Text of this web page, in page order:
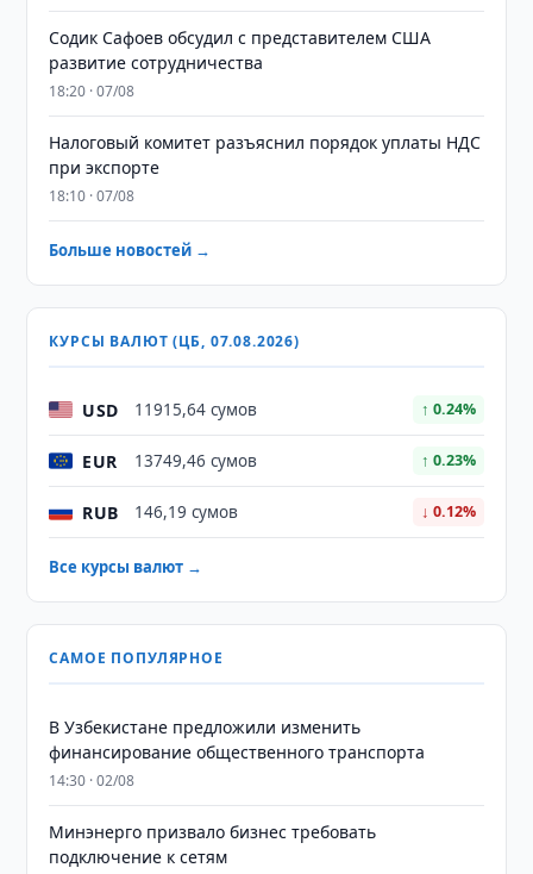
Содик Сафоев обсудил с представителем США
развитие сотрудничества
18:20 · 07/08
Налоговый комитет разъяснил порядок уплаты НДС
при экспорте
18:10 · 07/08
Больше новостей →
КУРСЫ ВАЛЮТ (ЦБ, 07.08.2026)
USD 11915,64 сумов ↑ 0.24%
EUR 13749,46 сумов ↑ 0.23%
RUB 146,19 сумов ↓ 0.12%
Все курсы валют →
САМОЕ ПОПУЛЯРНОЕ
В Узбекистане предложили изменить
финансирование общественного транспорта
14:30 · 02/08
Минэнерго призвало бизнес требовать
подключение к сетям